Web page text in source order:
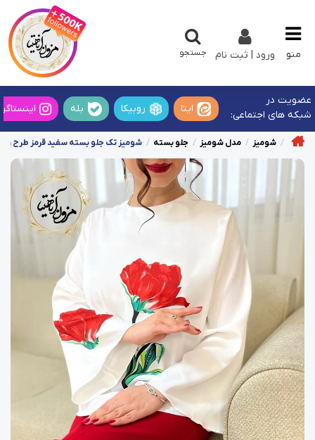
منو ورود | ثبت نام جستجو
عضویت در
شبکه های اجتماعی:
ایتا روبیکا بله
شومیز مدل شومیز جلو بسته شومیز تک جلو بسته سفید قرمز طرح رز